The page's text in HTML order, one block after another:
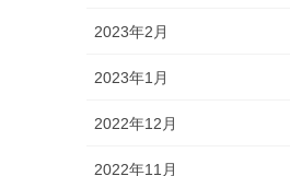
2023年2月
2023年1月
2022年12月
2022年11月